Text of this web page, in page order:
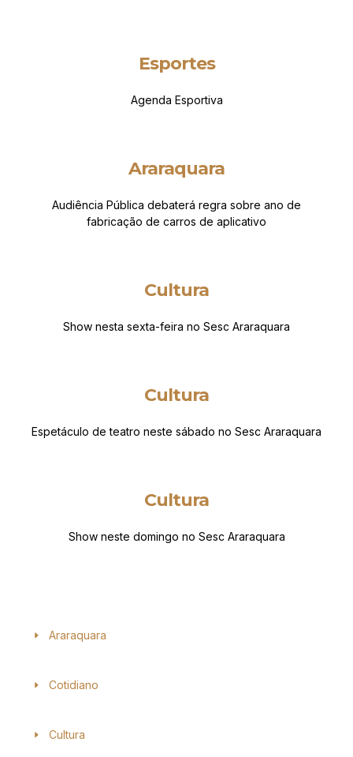
Esportes
Agenda Esportiva
Araraquara
Audiência Pública debaterá regra sobre ano de
fabricação de carros de aplicativo
Cultura
Show nesta sexta-feira no Sesc Araraquara
Cultura
Espetáculo de teatro neste sábado no Sesc Araraquara
Cultura
Show neste domingo no Sesc Araraquara
Araraquara
Cotidiano
Cultura